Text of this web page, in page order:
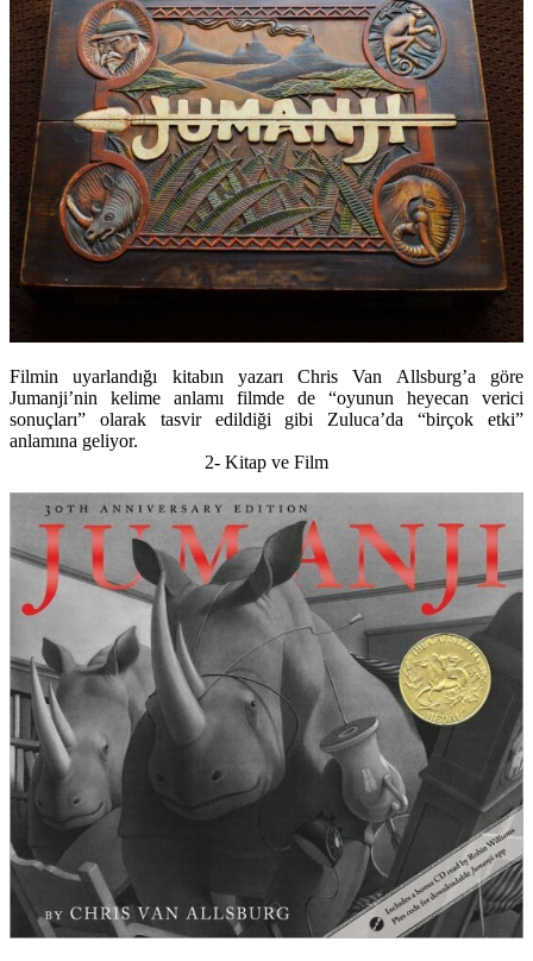
Filmin uyarlandığı kitabın yazarı Chris Van Allsburg’a göre
Jumanji’nin kelime anlamı filmde de “oyunun heyecan verici
sonuçları” olarak tasvir edildiği gibi Zuluca’da “birçok etki”
anlamına geliyor.
2- Kitap ve Film